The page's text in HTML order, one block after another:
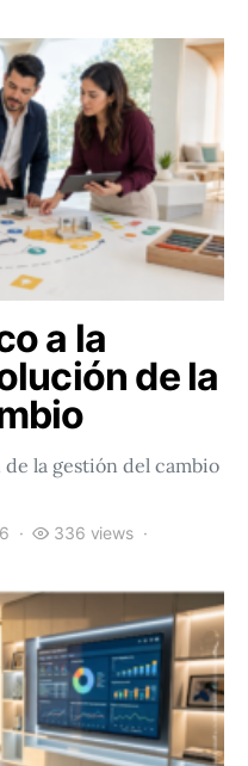
a la
de la
la gestión del cambio
336 views